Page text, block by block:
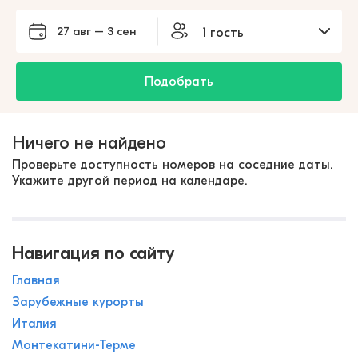
27 авг – 3 сен 1 гость
Подобрать
Ничего не найдено
Проверьте доступность номеров на соседние даты.
Укажите другой период на календаре.
Навигация по сайту
Главная
Зарубежные курорты
Италия
Монтекатини-Терме